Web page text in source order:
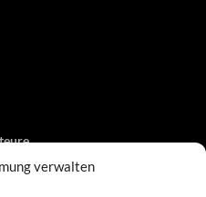
verwalten
Proxy…